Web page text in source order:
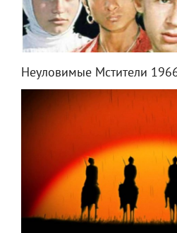
Неуловимые Мстители